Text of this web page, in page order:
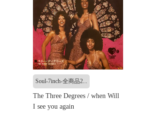
Soul-7inch-全商品2...
The Three Degrees / when Will
I see you again